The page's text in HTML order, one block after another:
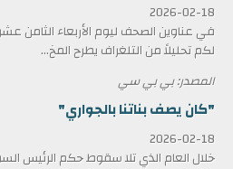
2026-02-18
لكم تحليلاً من التلغراف يطرح المخ...
المصدر: بي بي سي
"كان يصف بناتنا بالجواري"
2026-02-18
خلال العام الذي تلا سقوط حكم الرئيس